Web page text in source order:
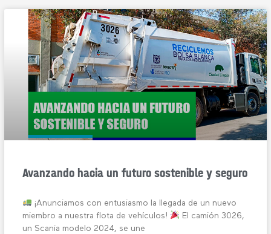
Avanzando hacia un futuro sostenible y seguro
¡Anunciamos con entusiasmo la llegada de un nuevo
miembro a nuestra flota de vehículos!
El camión 3026,
un Scania modelo 2024, se une